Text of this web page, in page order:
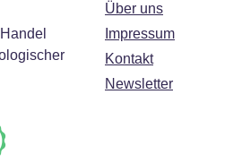
Über uns
Impressum
Kontakt
Newsletter